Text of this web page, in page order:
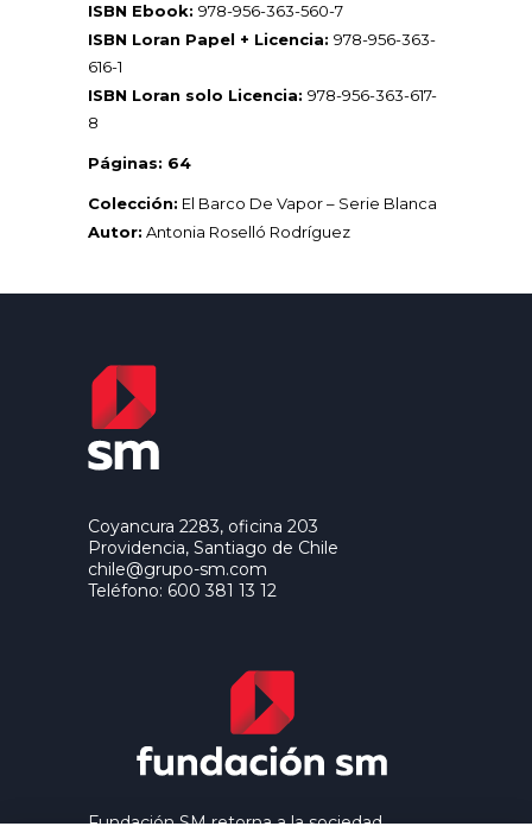
ISBN Ebook: 978-956-363-560-7
ISBN Loran Papel + Licencia: 978-956-363-
616-1
ISBN Loran solo Licencia: 978-956-363-617-
8
Páginas: 64
Colección: El Barco De Vapor – Serie Blanca
Autor: Antonia Roselló Rodríguez
Coyancura 2283, oficina 203
Providencia, Santiago de Chile
chile@grupo-sm.com
Teléfono: 600 381 13 12
Fundación SM retorna a la sociedad